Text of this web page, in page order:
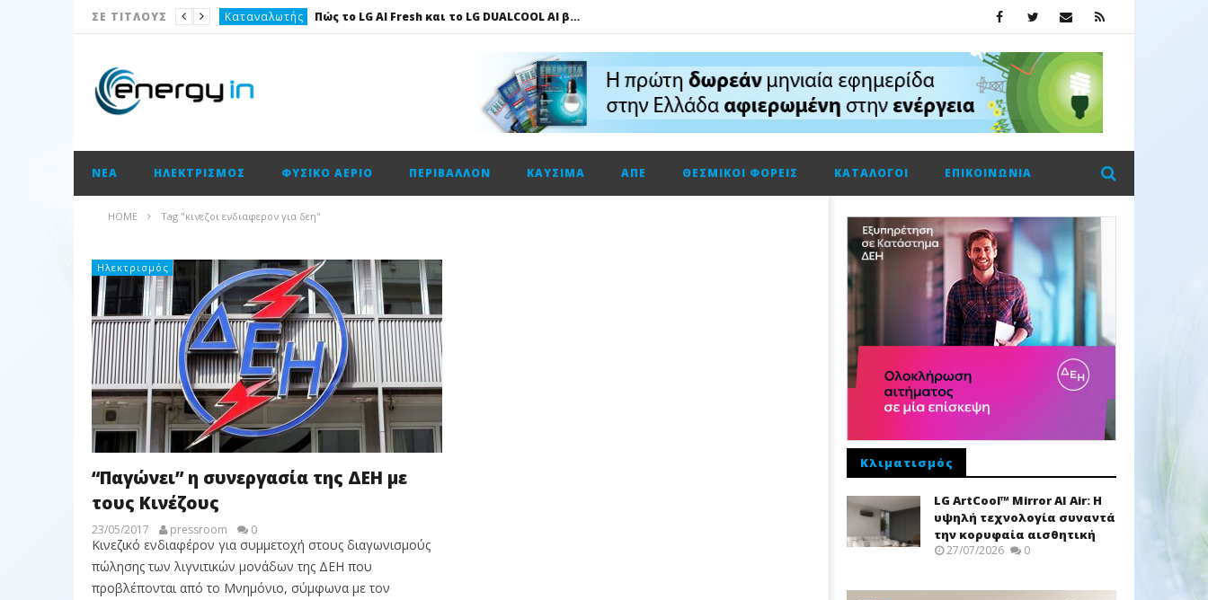
ΣΕ ΤΙΤΛΟΥΣ Καταναλωτής Πώς το LG AI Fresh και το LG DUALCOOL AI βοηθούν να επικεντρωνόμαστε στη φιλοξενία των καλεσμένων μας
Ισολογισμοί Fourlis: Το profit warning και γιατί η Edison βλέπει το ποτήρι μισογεμάτο
Ενεργειακή αναβάθμιση κτηρίων: Παθητικές παρεμβάσεις που κάνουν τη διαφορά
Ισολογισμοί HELLENiQ ENERGY: Αποτελέσματα β’ τριμήνου – α’ εξαμήνου 2026
Κατασκευαστικές
ΝΈΑ ΗΛΕΚΤΡΙΣΜΌΣ ΦΥΣΙΚΌ ΑΈΡΙΟ ΠΕΡΙΒΆΛΛΟΝ ΚΑΎΣΙΜΑ ΑΠΕ ΘΕΣΜΙΚΟΊ ΦΟΡΕΊΣ ΚΑΤΆΛΟΓΟΙ ΕΠΙΚΟΙΝΩΝΊΑ
HOME Tag "κινεζοι ενδιαφερον για δεη"
Ηλεκτρισμός
“Παγώνει” η συνεργασία της ΔΕΗ με
τους Κινέζους
23/05/2017 pressroom 0
Κινεζικό ενδιαφέρον για συμμετοχή στους διαγωνισμούς
πώλησης των λιγνιτικών μονάδων της ΔΕΗ που
προβλέπονται από το Μνημόνιο, σύμφωνα με τον
Κλιματισμός
LG ArtCool™ Mirror AI Air: Η
υψηλή τεχνολογία συναντά
την κορυφαία αισθητική
27/07/2026 0